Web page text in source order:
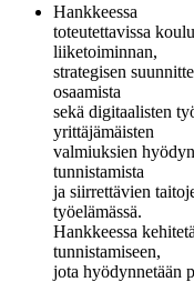
Hankkeessa
toteutettavissa
liiketoiminnan,
strategisen
osaamista
sekä digitaalisten
yrittäjämäisten
valmiuksien
tunnistamista
ja siirrettävien
työelämässä.
Hankkeessa
tunnistamiseen,
jota hyödynnetään